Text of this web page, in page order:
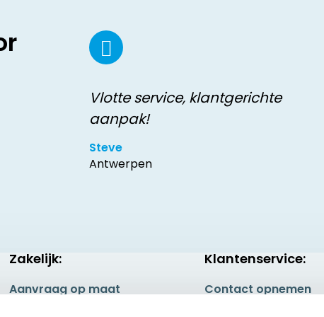
Vlotte service, klantgerichte
aanpak!
Steve
Antwerpen
Zakelijk:
Aanvraag op maat
Klantenservice:
Contact opnemen